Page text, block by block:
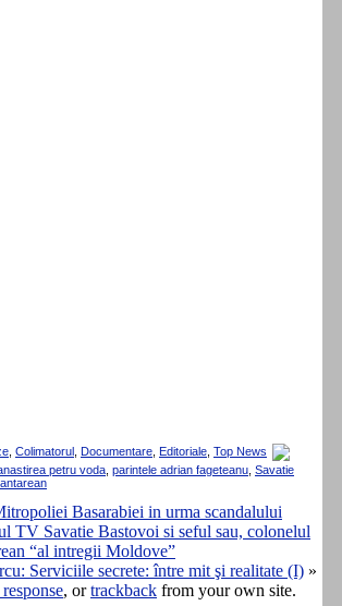
Colimatorul Documentare Editoriale Top News
petru voda parintele adrian fageteanu Savatie
Basarabiei in urma scandalului
TV Savatie Bastovoi si seful sau, colonelul
“al intregii Moldove”
Serviciile secrete: între mit şi realitate (I) »
, ortrackback from your own site.